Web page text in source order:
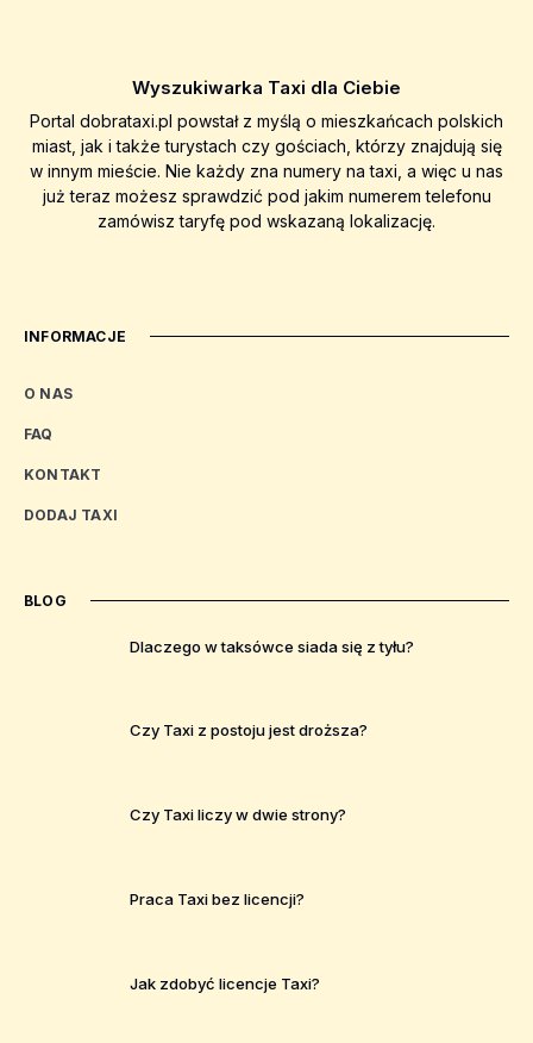
Wyszukiwarka Taxi dla Ciebie
Portal dobrataxi.pl powstał z myślą o mieszkańcach polskich
miast, jak i także turystach czy gościach, którzy znajdują się
w innym mieście. Nie każdy zna numery na taxi, a więc u nas
już teraz możesz sprawdzić pod jakim numerem telefonu
zamówisz taryfę pod wskazaną lokalizację.
INFORMACJE
O NAS
FAQ
KONTAKT
DODAJ TAXI
BLOG
Dlaczego w taksówce siada się z tyłu?
Czy Taxi z postoju jest droższa?
Czy Taxi liczy w dwie strony?
Praca Taxi bez licencji?
Jak zdobyć licencje Taxi?